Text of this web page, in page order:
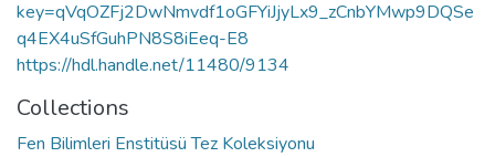
key=qVqOZFj2DwNmvdf1oGFYiJjyLx9_zCnbYMwp9DQSe
q4EX4uSfGuhPN8S8iEeq-E8
https://hdl.handle.net/11480/9134
Collections
Fen Bilimleri Enstitüsü Tez Koleksiyonu